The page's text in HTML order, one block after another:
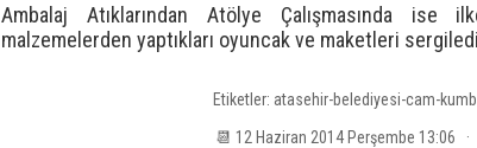
Ambalaj Atıklarından Atölye Çalışmasında ise
malzemelerden yaptıkları oyuncak ve maketleri
Etiketler: atasehir-belediyesi-cam-
📆 12 Haziran 2014 Perşembe 13:06